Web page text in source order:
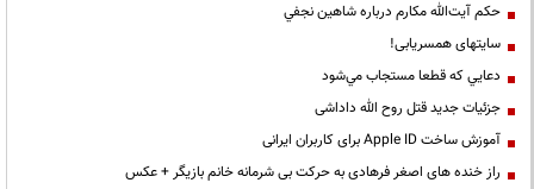
حكم آيت‌الله مكارم درباره شاهين نجفي
سایتهای همسریابی!
دعايي كه قطعا مستجاب مي‌شود
جزئیات جدید قتل روح الله داداشی
آموزش ساخت Apple ID برای کاربران ایرانی
راز خنده های اصغر فرهادی به حرکت بی شرمانه خانم بازیگر + عکس